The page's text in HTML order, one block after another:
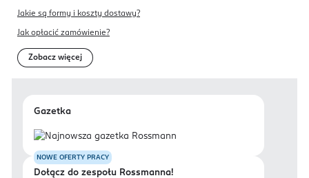
Jakie są formy i koszty dostawy?
Jak opłacić zamówienie?
Zobacz więcej
Gazetka
NOWE OFERTY PRACY
Dołącz do zespołu Rossmanna!